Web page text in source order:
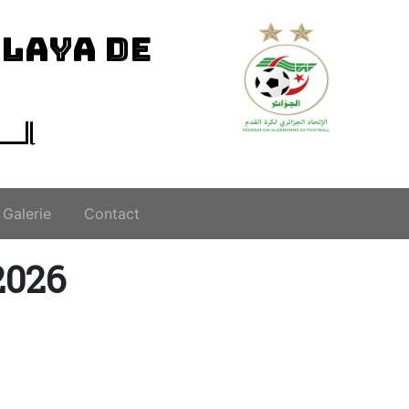
DE
Galerie Contact